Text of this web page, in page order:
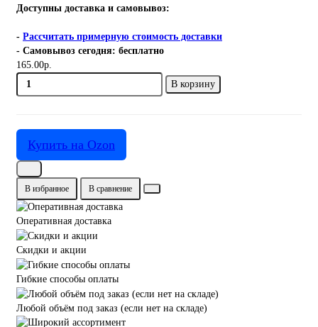
Доступны доставка и самовывоз:
- Рассчитать примерную стоимость доставки
- Самовывоз сегодня: бесплатно
165.00р.
В корзину
Купить на Ozon
В избранное В сравнение
Оперативная доставка
Скидки и акции
Гибкие способы оплаты
Любой объём под заказ (если нет на складе)